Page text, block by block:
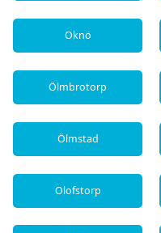
Oknö
Ölmbrotorp
Ölmstad
Olofstorp